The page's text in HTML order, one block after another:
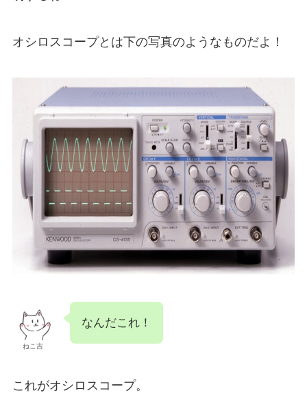
オシロスコープとは下の写真のようなものだよ！
ねこ吉
なんだこれ！
これがオシロスコープ。